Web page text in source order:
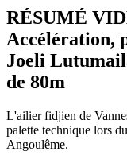
RÉSUMÉ
Accélération,
Joeli
de 80m
L'ailier fidjien de
palette technique lors
Angoulême.